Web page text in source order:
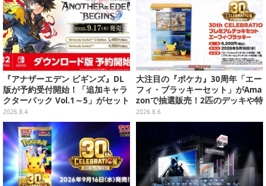
『アナザーエデン ビギンズ』DL
版が予約受付開始！「追加キャラ
クターパック Vol.1～5」がセット
になったシーズンパスも展開
2026.8.4
大注目の『ポケカ』30周年「エー
フィ・ブラッキーセット」がAma
zonで抽選販売！2匹のデッキや特
別カードを収録
2026.8.6